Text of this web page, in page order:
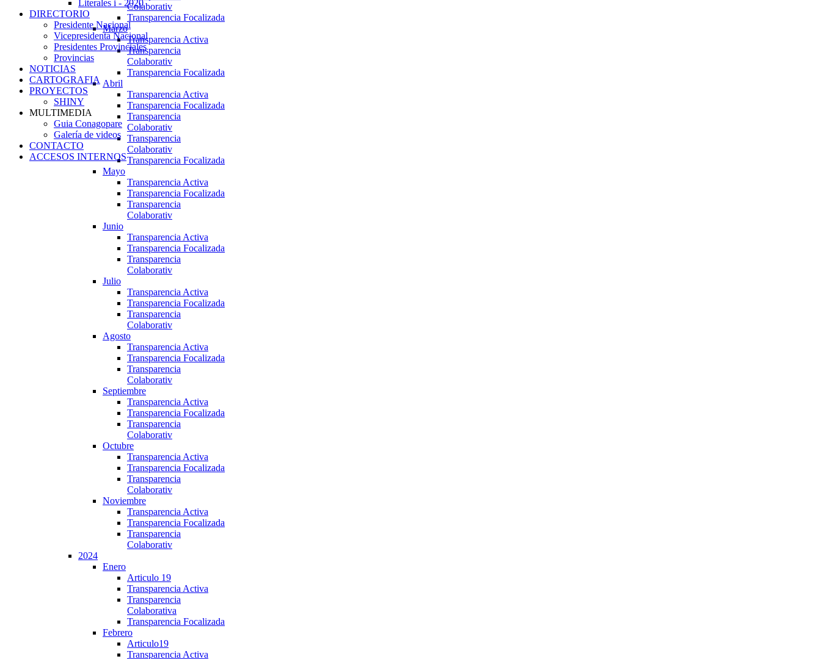
Colaborativ
Transparencia Focalizada
Marzo
Transparencia Activa
Transparencia
Colaborativ
Transparencia Focalizada
Abril
Transparencia Activa
Transparencia Focalizada
Transparencia
Colaborativ
Transparencia
Colaborativ
Transparencia Focalizada
Mayo
Transparencia Activa
Transparencia Focalizada
Transparencia
Colaborativ
Junio
Transparencia Activa
Transparencia Focalizada
Transparencia
Colaborativ
Julio
Transparencia Activa
Transparencia Focalizada
Transparencia
Colaborativ
Agosto
Transparencia Activa
Transparencia Focalizada
Transparencia
Colaborativ
Septiembre
Transparencia Activa
Transparencia Focalizada
Transparencia
Colaborativ
Octubre
Transparencia Activa
Transparencia Focalizada
Transparencia
Colaborativ
Noviembre
Transparencia Activa
Transparencia Focalizada
Transparencia
Colaborativ
2024
Enero
Articulo 19
Transparencia Activa
Transparencia
Colaborativa
Transparencia Focalizada
Febrero
Articulo19
Transparencia Activa
Literales i - 2020
DIRECTORIO
Presidente Nacional
Vicepresidenta Nacional
Presidentes Provinciales
Provincias
NOTICIAS
CARTOGRAFIA
PROYECTOS
SHINY
MULTIMEDIA
Guia Conagopare
Galería de videos
CONTACTO
ACCESOS INTERNOS